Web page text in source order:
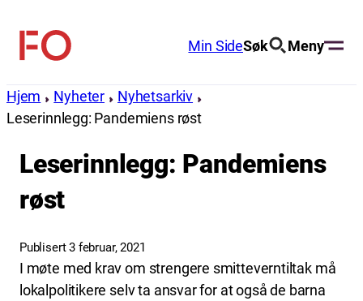
innhold
FO
Min SideSøk Meny
Hjem Nyheter
Nyhetsarkiv
Leserinnlegg: Pandemiens røst
Leserinnlegg: Pandemiens
røst
Publisert 3 februar, 2021
I møte med krav om strengere smitteverntiltak må
lokalpolitikere selv ta ansvar for at også de barna